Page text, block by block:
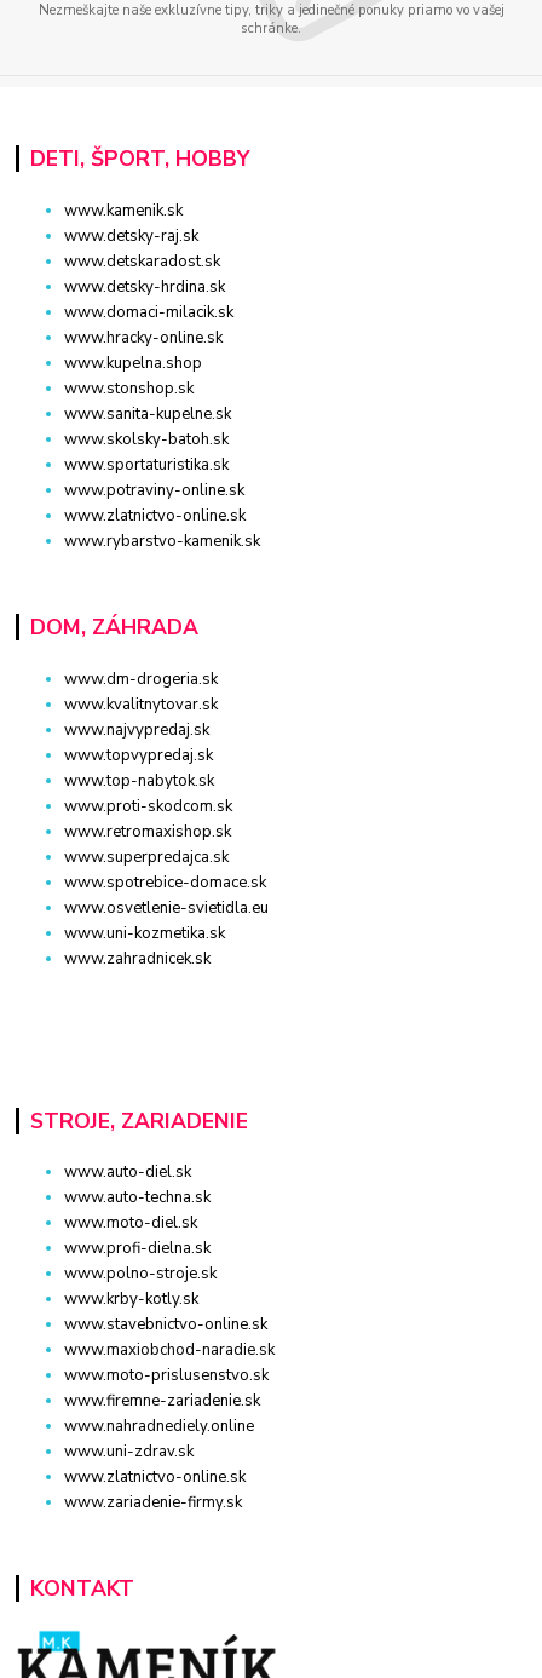
Nezmeškajte naše exkluzívne tipy, triky a jedinečné ponuky priamo vo vašej
schránke.
DETI, ŠPORT, HOBBY
www.kamenik.sk
www.detsky-raj.sk
www.detskaradost.sk
www.detsky-hrdina.sk
www.domaci-milacik.sk
www.hracky-online.sk
www.kupelna.shop
www.stonshop.sk
www.sanita-kupelne.sk
www.skolsky-batoh.sk
www.sportaturistika.sk
www.potraviny-online.sk
www.zlatnictvo-online.sk
www.rybarstvo-kamenik.sk
DOM, ZÁHRADA
www.dm-drogeria.sk
www.kvalitnytovar.sk
www.najvypredaj.sk
www.topvypredaj.sk
www.top-nabytok.sk
www.proti-skodcom.sk
www.retromaxishop.sk
www.superpredajca.sk
www.spotrebice-domace.sk
www.osvetlenie-svietidla.eu
www.uni-kozmetika.sk
www.zahradnicek.sk
STROJE, ZARIADENIE
www.auto-diel.sk
www.auto-techna.sk
www.moto-diel.sk
www.profi-dielna.sk
www.polno-stroje.sk
www.krby-kotly.sk
www.stavebnictvo-online.sk
www.maxiobchod-naradie.sk
www.moto-prislusenstvo.sk
www.firemne-zariadenie.sk
www.nahradnediely.online
www.uni-zdrav.sk
www.zlatnictvo-online.sk
www.zariadenie-firmy.sk
KONTAKT